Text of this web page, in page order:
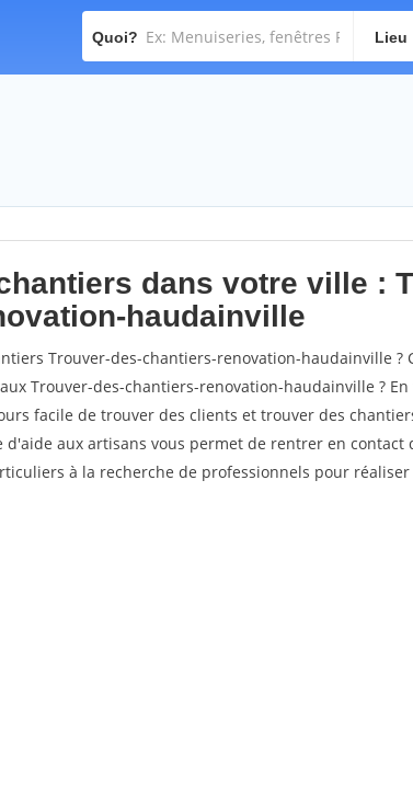
Quoi? Lieu
dans votre ville :
haudainville
Trouver-des-chantiers-renovation-haudainville ?
Trouver-des-chantiers-renovation-haudainville ?
facile de trouver des clients et trouver des
d'aide aux artisans vous permet de rentrer en contact
à la recherche de professionnels pour